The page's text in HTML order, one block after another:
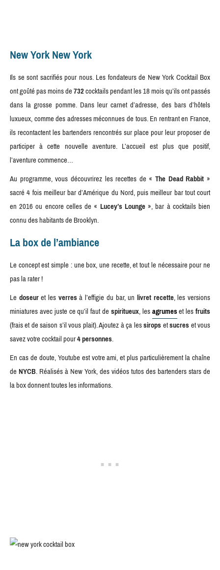
New York New York
Ils se sont sacrifiés pour nous. Les fondateurs de New York Cocktail Box
ont goûté pas moins de732cocktails pendant les 18 mois qu’ils ont passés
dans la grosse pomme. Dans leur carnet d’adresse, des bars d’hôtels
luxueux, comme des adresses méconnues de tous. En rentrant en France,
ils recontactent les bartenders rencontrés sur place pour leur proposer de
participer à cette nouvelle aventure. L’accueil est plus que positif,
l’aventure commence…
Au programme, vous découvrirez les recettes de «The Dead Rabbit»
sacré 4 fois meilleur bar d’Amérique du Nord, puis meilleur bar tout court
en 2016 ou encore celles de « Lucey’s Lounge», bar à cocktails bien
connu des habitants de Brooklyn.
La box de l’ambiance
Le concept est simple : une box, une recette, et tout le nécessaire pour ne
pas la rater !
Le doseuret lesverresà l’effigie du bar, un livret recette, les versions
miniatures avec juste ce qu’il faut despiritueux, lesagrumeset lesfruits
(frais et de saison s’il vous plait). Ajoutez à ça lessiropsetsucreset vous
savez votre cocktail pour4 personnes.
En cas de doute, Youtube est votre ami, et plus particulièrement la chaîne
deNYCB. Réalisés à New York, des vidéos tutos des bartenders stars de
la box donnent toutes les informations.